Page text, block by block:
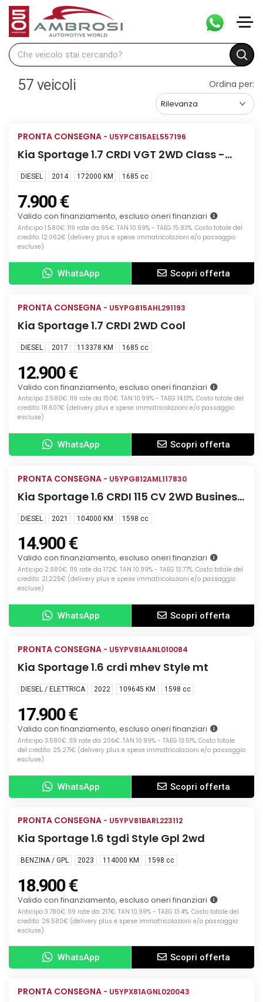
57 veicoli Ordina per:
USATA
PRONTA CONSEGNA - U5YPC815AEL557196
Kia Sportage 1.7 CRDI VGT 2WD Class -
PER OPERATORI DEL SETTORE
DIESEL 2014 172000 KM 1685 cc
7.900 €
Valido con finanziamento, escluso oneri finanziari
Anticipo 1.580€. 119 rate da 95€. TAN 10.99% - TAEG 15.83%. Costo totale del
credito: 12.062€ (delivery plus e spese immatricolazioni e/o passaggio
escluse)
WhatsApp Scopri offerta
USATA
Info
PRONTA CONSEGNA - U5YPG815AHL291193
Kia Sportage 1.7 CRDI 2WD Cool
DIESEL 2017 113378 KM 1685 cc
12.900 €
Valido con finanziamento, escluso oneri finanziari
Anticipo 2.580€. 119 rate da 150€. TAN 10.99% - TAEG 14.13%. Costo totale del
credito: 18.607€ (delivery plus e spese immatricolazioni e/o passaggio
escluse)
WhatsApp Scopri offerta
USATA
Info
PRONTA CONSEGNA - U5YPG812AML117830
Kia Sportage 1.6 CRDI 115 CV 2WD Business
Class
DIESEL 2021 104000 KM 1598 cc
14.900 €
Valido con finanziamento, escluso oneri finanziari
Anticipo 2.980€. 119 rate da 172€. TAN 10.99% - TAEG 13.77%. Costo totale del
credito: 21.225€ (delivery plus e spese immatricolazioni e/o passaggio
escluse)
WhatsApp Scopri offerta
USATA
Info
PRONTA CONSEGNA - U5YPV81AANL010084
Kia Sportage 1.6 crdi mhev Style mt
DIESEL / ELETTRICA 2022 109645 KM 1598 cc
17.900 €
Valido con finanziamento, escluso oneri finanziari
Anticipo 3.580€. 119 rate da 206€. TAN 10.99% - TAEG 13.51%. Costo totale
del credito: 25.271€ (delivery plus e spese immatricolazioni e/o passaggio
escluse)
WhatsApp Scopri offerta
USATA
Info
PRONTA CONSEGNA - U5YPV81BARL223112
Kia Sportage 1.6 tgdi Style Gpl 2wd
BENZINA / GPL 2023 114000 KM 1598 cc
18.900 €
Valido con finanziamento, escluso oneri finanziari
Anticipo 3.780€. 119 rate da 217€. TAN 10.99% - TAEG 13.4%. Costo totale del
credito: 26.580€ (delivery plus e spese immatricolazioni e/o passaggio
escluse)
WhatsApp Scopri offerta
USATA
Info
PRONTA CONSEGNA - U5YPX81AGNL020043